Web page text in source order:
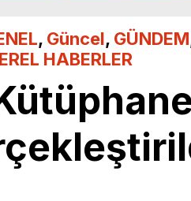
, Güncel, GÜNDEM
HABERLER